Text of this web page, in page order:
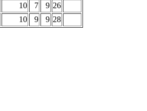
10 7 9 26
10 9 9 28